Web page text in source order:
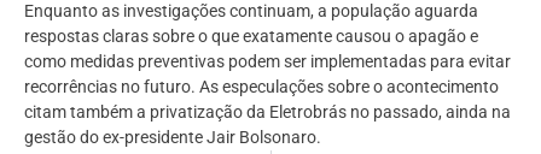
Enquanto as investigações continuam, a população aguarda
respostas claras sobre o que exatamente causou o apagão e
como medidas preventivas podem ser implementadas para evitar
recorrências no futuro. As especulações sobre o acontecimento
citam também a privatização da Eletrobrás no passado, ainda na
gestão do ex-presidente Jair Bolsonaro.